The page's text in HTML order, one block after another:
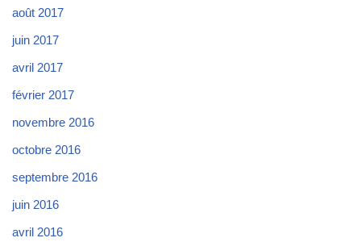
août 2017
juin 2017
avril 2017
février 2017
novembre 2016
octobre 2016
septembre 2016
juin 2016
avril 2016